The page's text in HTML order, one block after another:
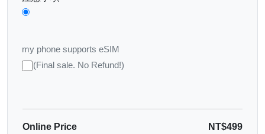
my phone supports eSIM
(Final sale. No Refund!)
Online Price NT$499